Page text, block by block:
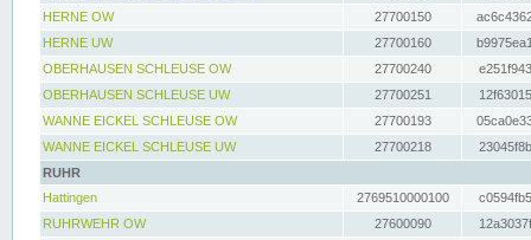
HERNE OW
27700150
HERNE UW
27700160
OBERHAUSEN SCHLEUSE OW
27700240
OBERHAUSEN SCHLEUSE UW
27700251
WANNE EICKEL SCHLEUSE OW
27700193
WANNE EICKEL SCHLEUSE UW
27700218
RUHR
Hattingen
2769510000100
RUHRWEHR OW
27600090